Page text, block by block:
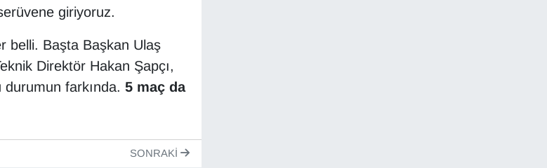
giriyoruz.
belli. Başta Başkan Ulaş
Direktör Hakan Şapçı,
farkında. 5 maç da
SONRAKI